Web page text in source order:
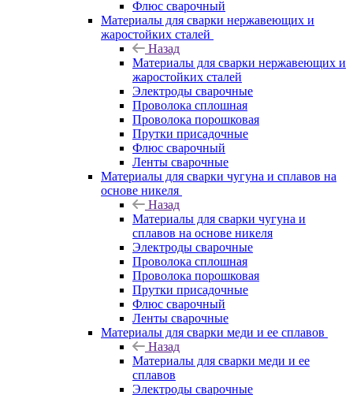
Флюс сварочный
Материалы для сварки нержавеющих и
жаростойких сталей
Назад
Материалы для сварки нержавеющих и
жаростойких сталей
Электроды сварочные
Проволока сплошная
Проволока порошковая
Прутки присадочные
Флюс сварочный
Ленты сварочные
Материалы для сварки чугуна и сплавов на
основе никеля
Назад
Материалы для сварки чугуна и
сплавов на основе никеля
Электроды сварочные
Проволока сплошная
Проволока порошковая
Прутки присадочные
Флюс сварочный
Ленты сварочные
Материалы для сварки меди и ее сплавов
Назад
Материалы для сварки меди и ее
сплавов
Электроды сварочные